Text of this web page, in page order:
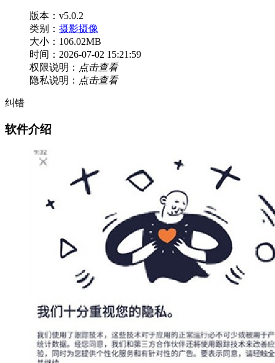
版本：v5.0.2
类别： 摄影摄像
大小：106.02MB
时间：2026-07-02 15:21:59
权限说明： 点击查看
隐私说明： 点击查看
纠错
软件介绍